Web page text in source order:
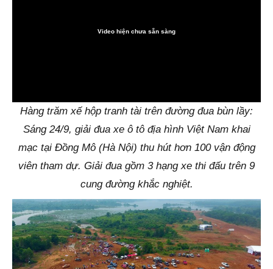
Video hiện chưa sẵn sàng
Hàng trăm xế hộp tranh tài trên đường đua bùn lầy:
Sáng 24/9, giải đua xe ô tô địa hình Việt Nam khai
mạc tại Đồng Mô (Hà Nội) thu hút hơn 100 vận động
viên tham dự. Giải đua gồm 3 hạng xe thi đấu trên 9
cung đường khắc nghiệt.